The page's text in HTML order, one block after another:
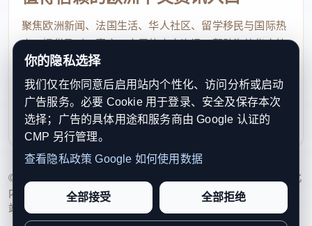
案例五：张女士在埃菲尔铁塔附近遇到有人进行“街
头猜球”的赌博游戏（即向行人展示一个小球和三个
碗，然后打乱次序让人猜小球在哪个碗里），张女士
领事提醒：此类骗局在网上有很多揭秘视频，法国媒
体也进行过报道，其实所有的输赢都被精心设计过，
只有团伙里的托儿能猜中。请大家提前了解旅游景点
应对此类把戏最好的方法就是不围观、不参与。
聚焦欧洲新闻、法国生活、华人社区、留学移民与国际热
点，提供及时、真实、实用的中文资讯，帮助海外华人快
速了解欧洲动态。
contact@xinouzhou.com
服务支持、版权与合作：工作日优先处理站务、投稿与权
利通知
© 2026 新欧洲·欧洲头条. All Rights Reserved. 本网站持续优化
内容透明度、联系方式与用户权利说明，以提升品牌信任感和
站点完整度。
你的隐私选择
我们仅在你同意后启用站内个性化、访问分析或启动
广告服务。必要 Cookie 用于登录、安全及保存本次
选择；广告的具体用途和服务商由 Google 认证的
CMP 另行管理。
查看隐私政策 Google 如何使用数据
全部接受 全部拒绝